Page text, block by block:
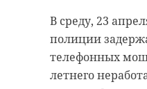
В среду, 23
полиции
телефонных
летнего
воскресенье, 26
№
следователи
направленную
личности